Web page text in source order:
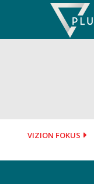
VIZION FOKUS